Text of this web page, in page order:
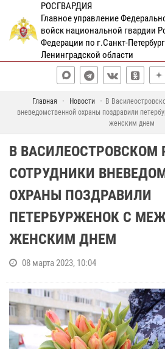
РОСГВАРДИЯ
Главное управление
войск национальной гвардии
Федерации по г.Санкт-
Ленинградской области
Главная Новости
В
вневедомственной охраны поздравили
женским днем
В ВАСИЛЕОСТРОВСКОМ
СОТРУДНИКИ
ОХРАНЫ ПОЗДРАВИЛИ
ПЕТЕРБУРЖЕНОК С
ЖЕНСКИМ ДНЕМ
08 марта 2023, 10:04